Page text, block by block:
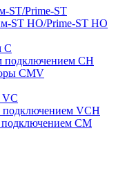
ST/Prime-ST
ST HO/Prime-ST HO
C
подключением CH
CMV
VC
подключением VCH
подключением CM